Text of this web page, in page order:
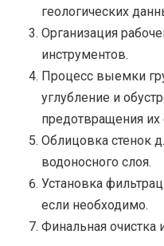
геологических
Организация
инструментов.
Процесс выемки
углубление и
предотвращения
Облицовка стенок
водоносного слоя.
Установка
если необходимо.
Финальная очистка